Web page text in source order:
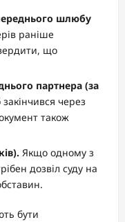
шлюбу
раніше
що
партнера (за
через
також
Якщо одному з
дозвіл суду на
бути